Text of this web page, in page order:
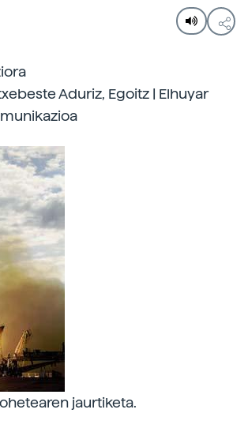
Aduriz, Egoitz | Elhuyar
jaurtiketa.